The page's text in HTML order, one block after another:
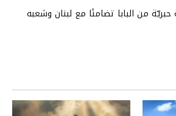
حبريّة من البابا تضامنًا مع لبنان وشعبه